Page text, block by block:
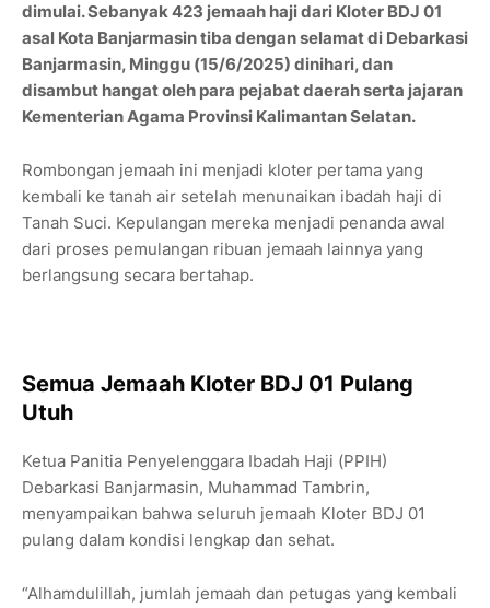
dimulai. Sebanyak 423 jemaah haji dari Kloter BDJ 01
asal Kota Banjarmasin tiba dengan selamat di Debarkasi
Banjarmasin, Minggu (15/6/2025) dinihari, dan
disambut hangat oleh para pejabat daerah serta jajaran
Kementerian Agama Provinsi Kalimantan Selatan.
Rombongan jemaah ini menjadi kloter pertama yang
kembali ke tanah air setelah menunaikan ibadah haji di
Tanah Suci. Kepulangan mereka menjadi penanda awal
dari proses pemulangan ribuan jemaah lainnya yang
berlangsung secara bertahap.
Semua Jemaah Kloter BDJ 01 Pulang
Utuh
Ketua Panitia Penyelenggara Ibadah Haji (PPIH)
Debarkasi Banjarmasin, Muhammad Tambrin,
menyampaikan bahwa seluruh jemaah Kloter BDJ 01
pulang dalam kondisi lengkap dan sehat.
“Alhamdulillah, jumlah jemaah dan petugas yang kembali